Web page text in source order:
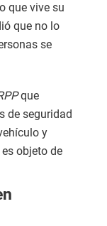
que vive su
que no lo
se
que
de seguridad
y
objeto de